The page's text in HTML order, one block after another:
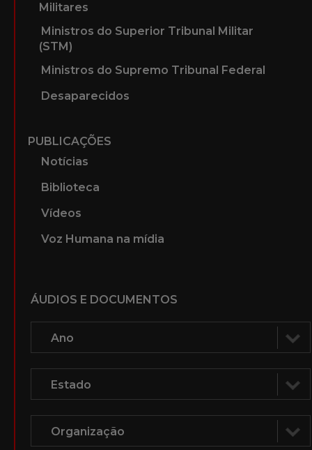
Militares
Ministros do Superior Tribunal Militar
(STM)
Ministros do Supremo Tribunal Federal
Desaparecidos
PUBLICAÇÕES
Notícias
Biblioteca
Vídeos
Voz Humana na mídia
ÁUDIOS E DOCUMENTOS